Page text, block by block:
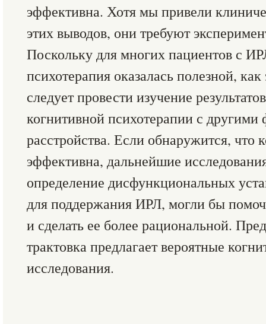
эффективна. Хотя мы привели
этих выводов, они требуют
Поскольку для многих пациентов с
психотерапия оказалась полезной,
следует провести изучение
когнитивной психотерапии с другими
расстройства. Если обнаружится, что
эффективна, дальнейшие
определение дисфункциональных
для поддержания ИРЛ, могли бы
и сделать ее более рациональной.
трактовка предлагает вероятные
исследования.